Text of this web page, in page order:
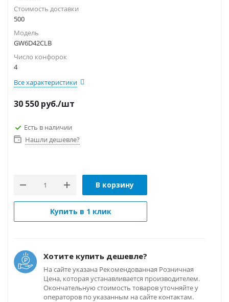
Стоимость доставки
500
Модель
GW6D42CLB
Число конфорок
4
Все характеристики
30 550 руб./шт
Есть в наличии
Нашли дешевле?
В корзину
Купить в 1 клик
Хотите купить дешевле?
На сайте указана Рекомендованная Розничная
Цена, которая устанавливается производителем.
Окончательную стоимость товаров уточняйте у
операторов по указанным на сайте контактам.